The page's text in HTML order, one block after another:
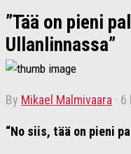
”Tää on pieni
Ullanlinnassa”
by Mikael Malmivaara · 6
“No siis, tää on pieni